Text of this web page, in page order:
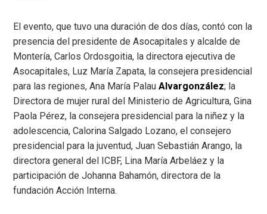
El evento, que tuvo una duración de dos días, contó con la
presencia del presidente de Asocapitales y alcalde de
Montería, Carlos Ordosgoitia, la directora ejecutiva de
Asocapitales, Luz María Zapata, la consejera presidencial
para las regiones, Ana María PalauAlvargonzález; la
Directora de mujer rural del Ministerio de Agricultura, Gina
Paola Pérez, la consejera presidencial para la niñez y la
adolescencia, Calorina Salgado Lozano, el consejero
presidencial para la juventud, Juan Sebastián Arango, la
directora general del ICBF, Lina María Arbeláez y la
participación de Johanna Bahamón, directora de la
fundación Acción Interna.